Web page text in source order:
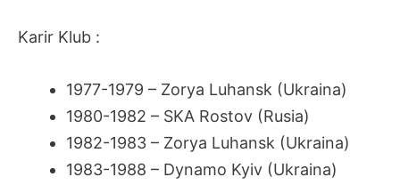
Karir Klub :
1977-1979 – Zorya Luhansk (Ukraina)
1980-1982 – SKA Rostov (Rusia)
1982-1983 – Zorya Luhansk (Ukraina)
1983-1988 – Dynamo Kyiv (Ukraina)